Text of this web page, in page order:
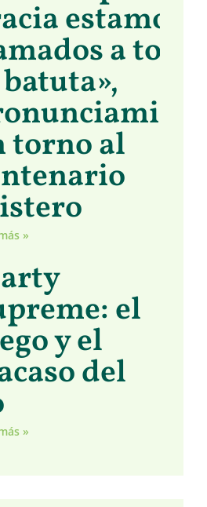
estamos
a
torno al
»
el
y el
del
»